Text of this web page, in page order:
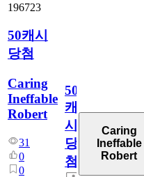
196723
50캐시
당첨
Caring
Ineffable
Robert
31
0
0
50
캐
시
당
첨
Caring
Ineffable
Robert